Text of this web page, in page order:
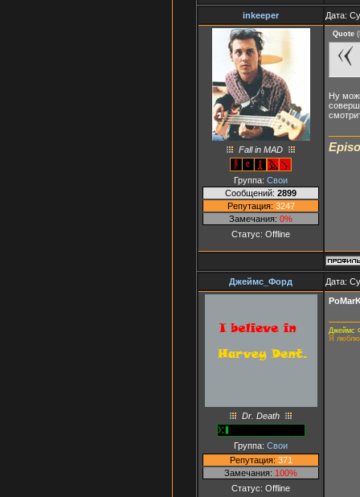
inkeeper Дата:
Fall in MAD
Группа: Свои
Сообщений: 2899
Репутация: 3247
Замечания: 0%
Статус: Offline
Quote (
Ну
Джеймс_Форд Дата:
Dr. Death
Группа: Свои
Репутация: 371
Замечания: 100%
Статус: Offline
Джеймс
Я люблю